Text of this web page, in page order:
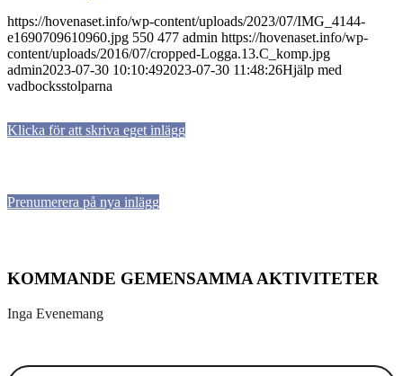
https://hovenaset.info/wp-content/uploads/2023/07/IMG_4144-
e1690709610960.jpg 550 477 admin https://hovenaset.info/wp-
content/uploads/2016/07/cropped-Logga.13.C_komp.jpg
admin2023-07-30 10:10:492023-07-30 11:48:26Hjälp med
vadbocksstolparna
Klicka för att skriva eget inlägg
Prenumerera på nya inlägg
KOMMANDE GEMENSAMMA AKTIVITETER
Inga Evenemang